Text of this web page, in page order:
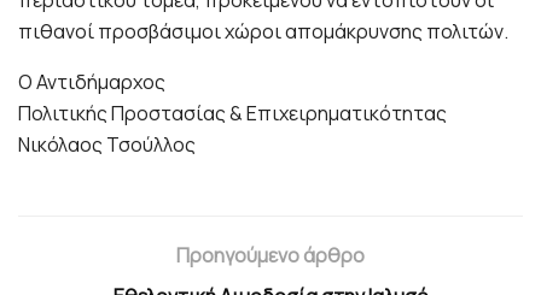
πιθανοί προσβάσιμοι χώροι απομάκρυνσης πολιτών.
Ο Αντιδήμαρχος
Πολιτικής Προστασίας & Επιχειρηματικότητας
Νικόλαος Τσούλλος
Προηγούμενο άρθρο